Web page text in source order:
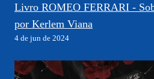
Livro ROMEO FERRARI -
por Kerlem Viana
4 de jun de 2024